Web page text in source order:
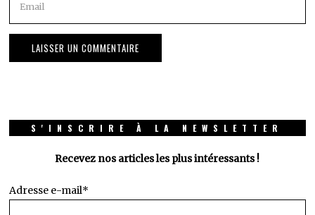
S'INSCRIRE À LA NEWSLETTER
Recevez nos articles les plus intéressants !
Adresse e-mail*